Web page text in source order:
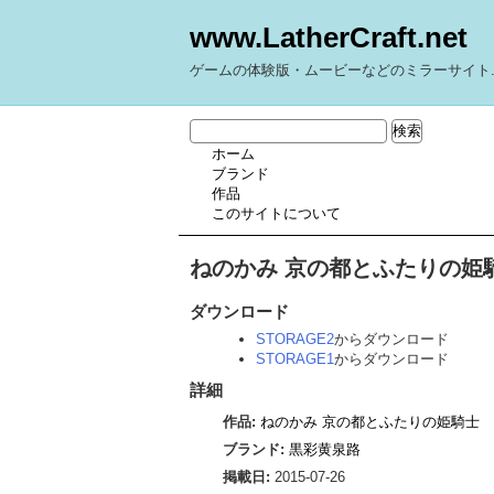
www.LatherCraft.net
ゲームの体験版・ムービーなどのミラーサイト.
ホーム
ブランド
作品
このサイトについて
ねのかみ 京の都とふたりの姫
ダウンロード
STORAGE2からダウンロード
STORAGE1からダウンロード
詳細
作品: ねのかみ 京の都とふたりの姫騎士
ブランド: 黒彩黄泉路
掲載日: 2015-07-26